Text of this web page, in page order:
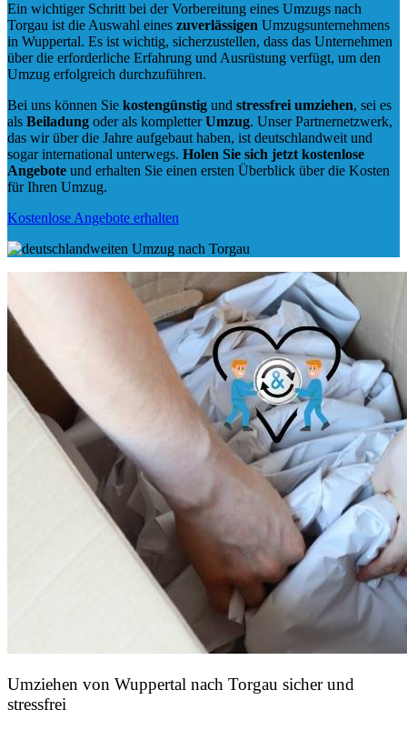
Ein wichtiger Schritt bei der Vorbereitung eines Umzugs nach
Torgau ist die Auswahl eines zuverlässigen Umzugsunternehmens
in Wuppertal. Es ist wichtig, sicherzustellen, dass das Unternehmen
über die erforderliche Erfahrung und Ausrüstung verfügt, um den
Umzug erfolgreich durchzuführen.
Bei uns können Sie kostengünstig und stressfrei umziehen, sei es
als Beiladung oder als kompletterUmzug. Unser Partnernetzwerk,
das wir über die Jahre aufgebaut haben, ist deutschlandweit und
sogar international unterwegs. Holen Sie sich jetzt kostenlose
Angebote und erhalten Sie einen ersten Überblick über die Kosten
für Ihren Umzug.
Kostenlose Angebote erhalten
Umziehen von Wuppertal nach Torgau sicher und
stressfrei